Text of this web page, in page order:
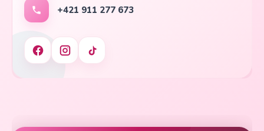
+421 911 277 673